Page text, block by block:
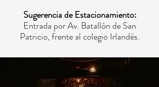
Sugerencia de Estacionamiento:
Entrada por Av. Batallón de San
Patricio, frente al colegio Irlandés.